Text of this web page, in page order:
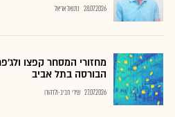
28.07.2026 נתנאל אריאל
מחזורי המסחר קפצו
הבורסה בתל אביב
27.07.2026 שירי חביב-ולדהורן